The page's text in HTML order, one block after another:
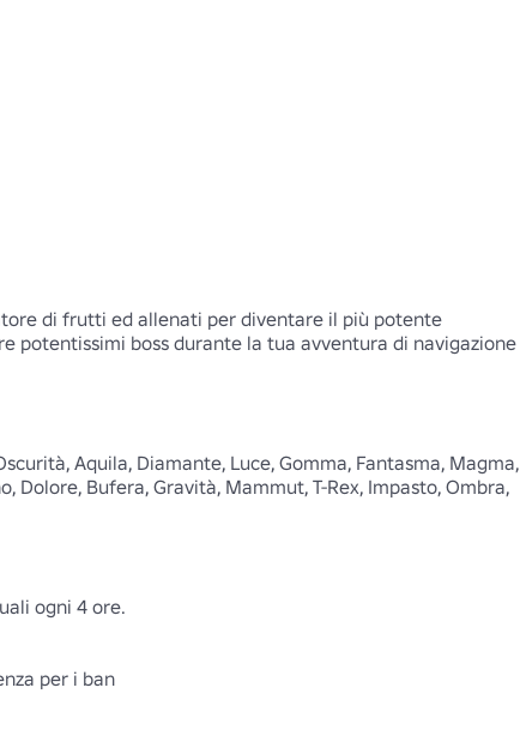
di frutti ed allenati per diventare il più potente
boss durante la tua avventura di navigazione
Aquila, Diamante, Luce, Gomma, Fantasma, Magma,
Dolore, Bufera, Gravità, Mammut, T-Rex, Impasto, Ombra,
ogni 4 ore.
per i ban